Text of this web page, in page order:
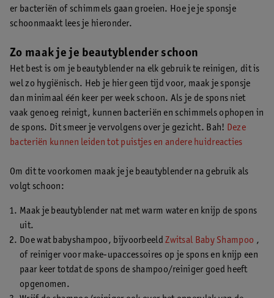
er bacteriën of schimmels gaan groeien. Hoe je je sponsje
schoonmaakt lees je hieronder.
Zo maak je je beautyblender schoon
Het best is om je beautyblender na elk gebruik te reinigen, dit is
wel zo hygiënisch. Heb je hier geen tijd voor, maak je sponsje
dan minimaal één keer per week schoon. Als je de spons niet
vaak genoeg reinigt, kunnen bacteriën en schimmels ophopen in
de spons. Dit smeer je vervolgens over je gezicht. Bah! Deze
bacteriën kunnen leiden tot puistjes en andere huidreacties
Om dit te voorkomen maak je je beautyblender na gebruik als
volgt schoon:
Maak je beautyblender nat met warm water en knijp de spons
uit.
Doe wat babyshampoo, bijvoorbeeld Zwitsal Baby Shampoo ,
of reiniger voor make-upaccessoires op je spons en knijp een
paar keer totdat de spons de shampoo/reiniger goed heeft
opgenomen.